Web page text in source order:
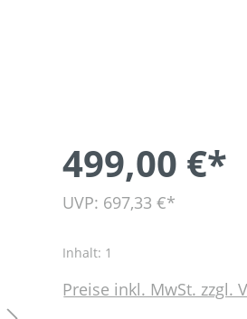
499,00 €*
UVP: 697,33 €*
Inhalt: 1
Preise inkl. MwSt. zzgl.